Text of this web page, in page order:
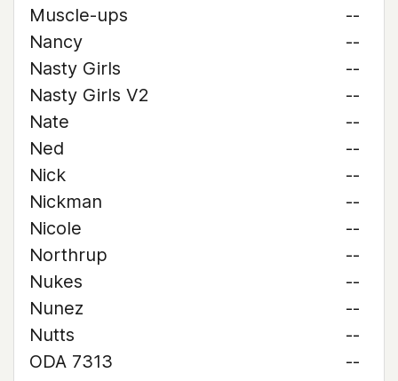
Muscle-ups
--
Nancy
--
Nasty Girls
--
Nasty Girls V2
--
Nate
--
Ned
--
Nick
--
Nickman
--
Nicole
--
Northrup
--
Nukes
--
Nunez
--
Nutts
--
ODA 7313
--